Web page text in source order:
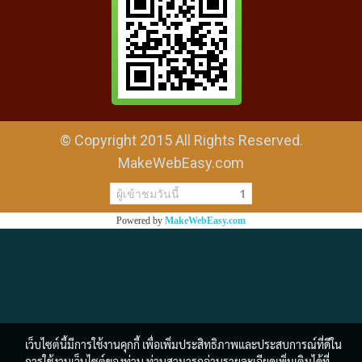
© Copyright 2015 All Rights Reserved.
MakeWebEasy.com
ผู้เข้าชมวันนี้ 1
Powered by MakeWebEasy.com
เว็บไซต์นี้มีการใช้งานคุกกี้ เพื่อเพิ่มประสิทธิภาพและประสบการณ์ที่ดีใน